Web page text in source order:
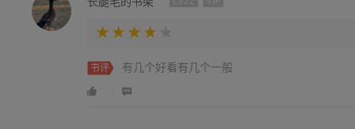
书评 有几个好看有几个一般